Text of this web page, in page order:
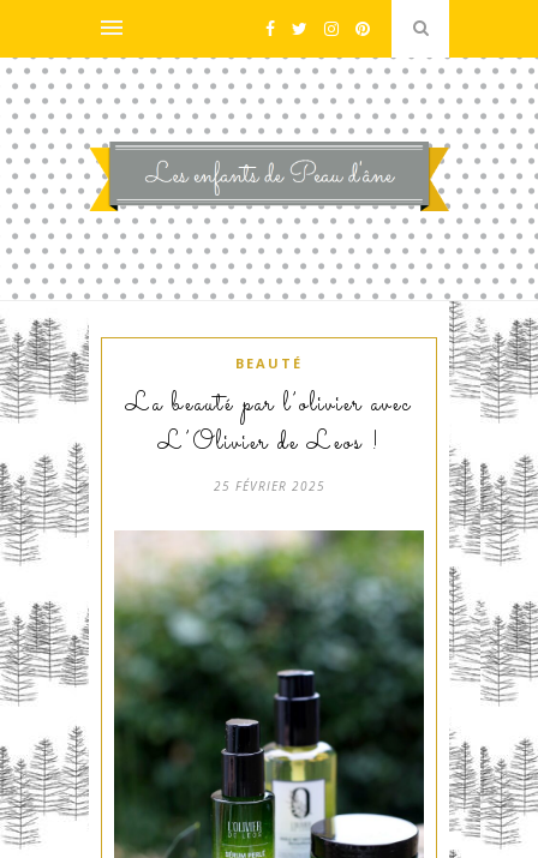
BEAUTÉ
La beauté par l’olivier avec
L’Olivier de Leos !
25 FÉVRIER 2025